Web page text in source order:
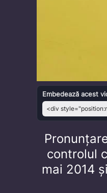
Embedează acest
controlul
mai 2014